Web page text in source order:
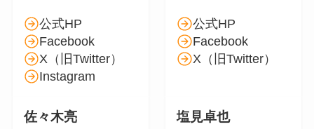
公式HP
Facebook
X（旧Twitter）
Instagram
公式HP
Facebook
X（旧Twitter）
佐々木亮 塩見卓也